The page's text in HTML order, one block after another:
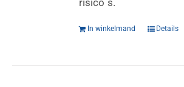
risico´s.
In winkelmand Details